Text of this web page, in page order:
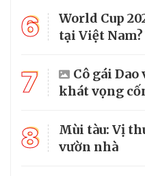
6
World Cup
tại Việt Nam?
7
Cô gái Dao
khát vọng
8
Mùi tàu: Vị
vườn nhà